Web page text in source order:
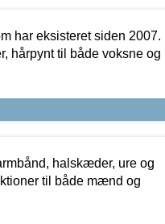
har eksisteret siden 2007.
hårpynt til både voksne og
halskæder, ure og
til både mænd og